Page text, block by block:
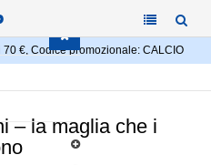
€, Codice promozionale: CALCIO
che i bambini italiani vogliono
– la maglia che i